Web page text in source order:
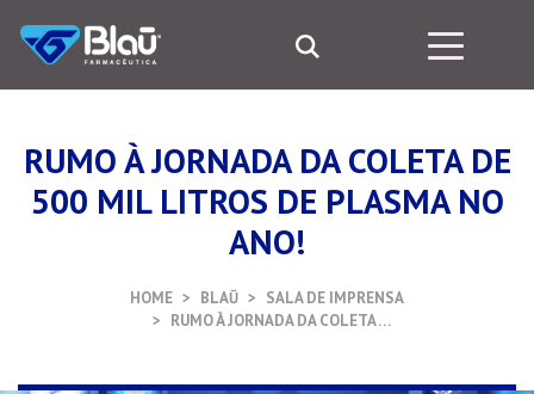
RUMO À JORNADA DA COLETA DE
500 MIL LITROS DE PLASMA NO
ANO!
HOME BLAŪ
SALA DE IMPRENSA
RUMO À JORNADA DA COLETA …